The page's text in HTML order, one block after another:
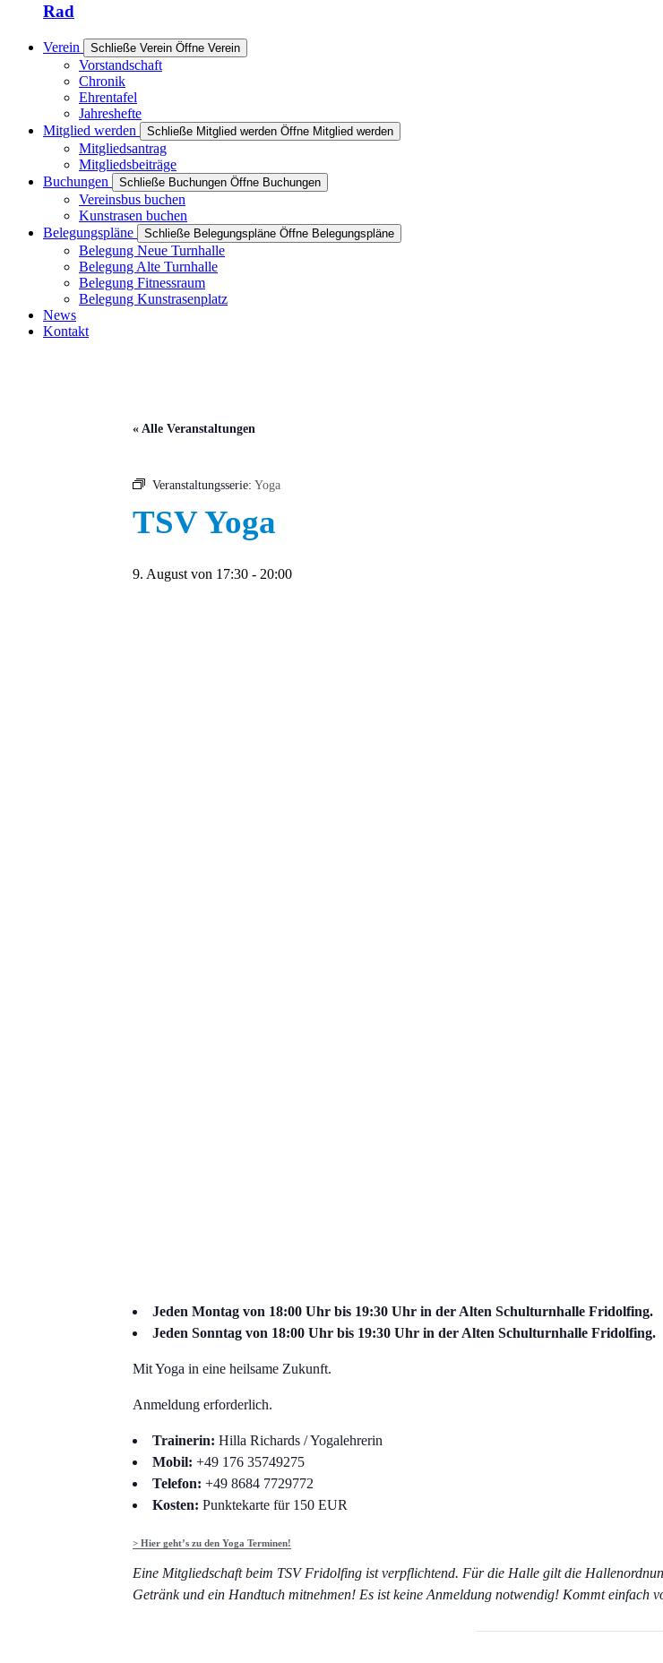
Rad
Verein Schließe Verein Öffne Verein
Vorstandschaft
Chronik
Ehrentafel
Jahreshefte
Mitglied werden
Schließe Mitglied werden Öffne Mitglied werden
Mitgliedsantrag
Mitgliedsbeiträge
Buchungen
Schließe Buchungen Öffne Buchungen
Vereinsbus buchen
Kunstrasen buchen
Belegungspläne
Schließe Belegungspläne Öffne Belegungspläne
Belegung Neue Turnhalle
Belegung Alte Turnhalle
Belegung Fitnessraum
Belegung Kunstrasenplatz
News
Kontakt
« Alle Veranstaltungen
Veranstaltungsserie: Yoga
TSV Yoga
9. August von 17:30 - 20:00
Jeden Montag von 18:00 Uhr bis 19:30 Uhr in der Alten Schulturnhalle Fridolfing.
Jeden Sonntag von 18:00 Uhr bis 19:30 Uhr in der Alten Schulturnhalle Fridolfing.
Mit Yoga in eine heilsame Zukunft.
Anmeldung erforderlich.
Trainerin: Hilla Richards / Yogalehrerin
Mobil: +49 176 35749275
Telefon: +49 8684 7729772
Kosten: Punktekarte für 150 EUR
> Hier geht’s zu den Yoga Terminen!
Eine Mitgliedschaft beim TSV Fridolfing ist verpflichtend. Für die Halle gilt die
Getränk und ein Handtuch mitnehmen! Es ist keine Anmeldung notwendig! Kommt einfach